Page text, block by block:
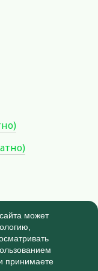
может
принимаете